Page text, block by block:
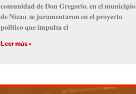
𝐜𝐨𝐦𝐮𝐧𝐢𝐝𝐚𝐝 𝐝𝐞 𝐃𝐨𝐧 𝐆𝐫𝐞𝐠𝐨𝐫𝐢𝐨, 𝐞𝐧 𝐞𝐥 𝐦𝐮𝐧𝐢𝐜𝐢𝐩𝐢𝐨
𝐝𝐞 𝐍𝐢𝐳𝐚𝐨, 𝐬𝐞 𝐣𝐮𝐫𝐚𝐦𝐞𝐧𝐭𝐚𝐫𝐨𝐧 𝐞𝐧 𝐞𝐥 𝐩𝐫𝐨𝐲𝐞𝐜𝐭𝐨
𝐩𝐨𝐥𝐢́𝐭𝐢𝐜𝐨 𝐪𝐮𝐞 𝐢𝐦𝐩𝐮𝐥𝐬𝐚 𝐞𝐥
Leer más »